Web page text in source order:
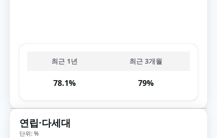
최근 1년 최근 3개월
78.1% 79%
연립·다세대
단위: %